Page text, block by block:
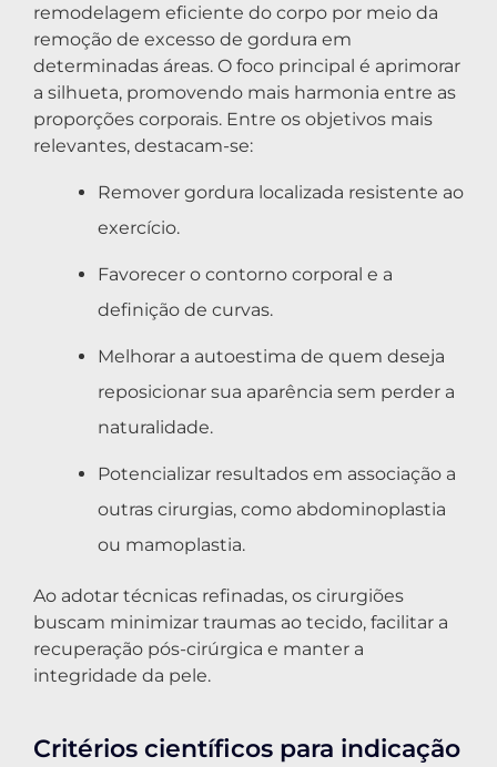
remodelagem eficiente do corpo por meio da
remoção de excesso de gordura em
determinadas áreas. O foco principal é aprimorar
a silhueta, promovendo mais harmonia entre as
proporções corporais. Entre os objetivos mais
relevantes, destacam-se:
Remover gordura localizada resistente ao
exercício.
Favorecer o contorno corporal e a
definição de curvas.
Melhorar a autoestima de quem deseja
reposicionar sua aparência sem perder a
naturalidade.
Potencializar resultados em associação a
outras cirurgias, como abdominoplastia
ou mamoplastia.
Ao adotar técnicas refinadas, os cirurgiões
buscam minimizar traumas ao tecido, facilitar a
recuperação pós-cirúrgica e manter a
integridade da pele.
Critérios científicos para indicação